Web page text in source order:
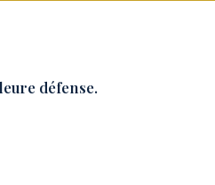
défense.